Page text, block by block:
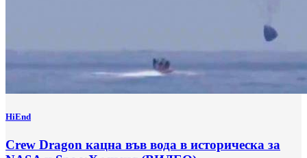
HiEnd
Crew Dragon кацна във вода в историческа за